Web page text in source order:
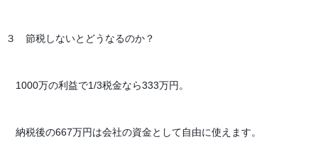
３　節税しないとどうなるのか？
1000万の利益で1/3税金なら333万円。
納税後の667万円は会社の資金として自由に使えます。